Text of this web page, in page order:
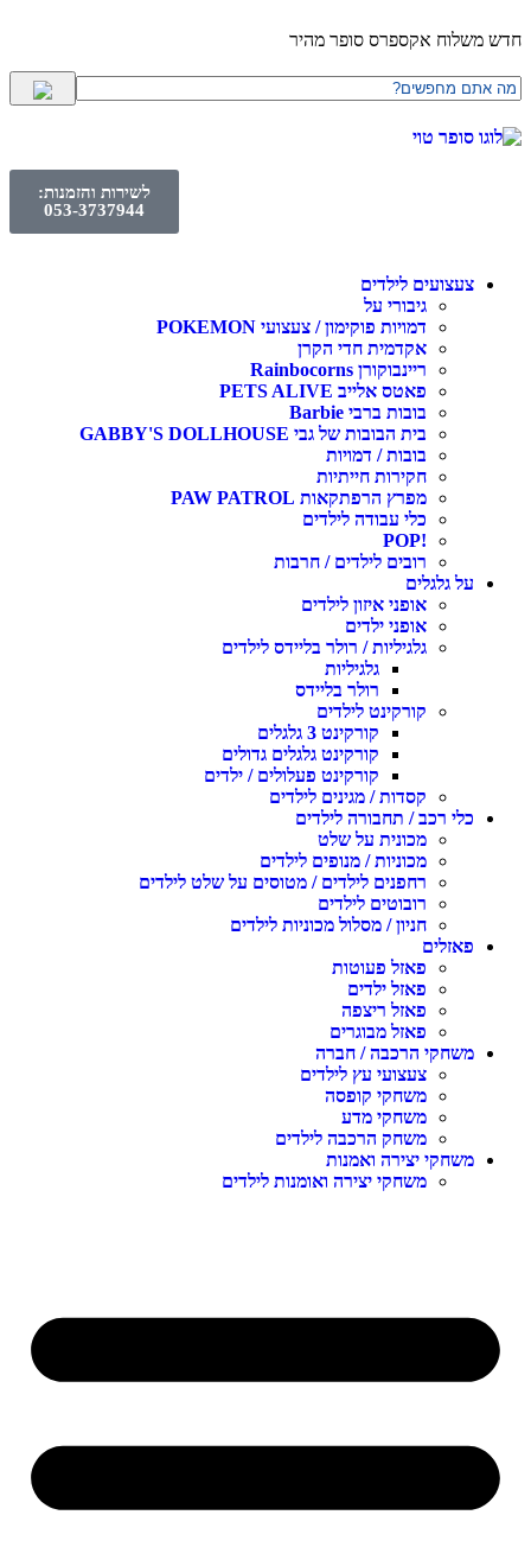
חדש משלוח אקספרס סופר מהיר
לשירות והזמנות:
053-3737944
צעצועים לילדים
גיבורי על
דמויות פוקימון / צעצועי POKEMON
אקדמית חדי הקרן
ריינבוקורן Rainbocorns
פאטס אלייב PETS ALIVE
בובות ברבי Barbie
בית הבובות של גבי GABBY'S DOLLHOUSE
בובות / דמויות
חקירות חייתיות
מפרץ הרפתקאות PAW PATROL
כלי עבודה לילדים
!POP
רובים לילדים / חרבות
על גלגלים
אופני איזון לילדים
אופני ילדים
גלגיליות / רולר בליידס לילדים
גלגיליות
רולר בליידס
קורקינט לילדים
קורקינט 3 גלגלים
קורקינט גלגלים גדולים
קורקינט פעלולים / ילדים
קסדות / מגינים לילדים
כלי רכב / תחבורה לילדים
מכונית על שלט
מכוניות / מנופים לילדים
רחפנים לילדים / מטוסים על שלט לילדים
רובוטים לילדים
חניון / מסלול מכוניות לילדים
פאזלים
פאזל פעוטות
פאזל ילדים
פאזל ריצפה
פאזל מבוגרים
משחקי הרכבה / חברה
צעצועי עץ לילדים
משחקי קופסה
משחקי מדע
משחק הרכבה לילדים
משחקי יצירה ואמנות
משחקי יצירה ואומנות לילדים